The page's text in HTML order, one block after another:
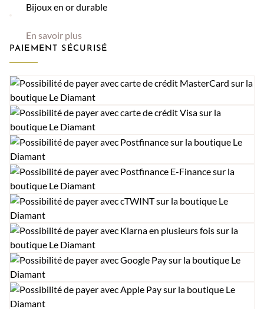
Bijoux en or durable
En savoir plus
PAIEMENT SÉCURISÉ